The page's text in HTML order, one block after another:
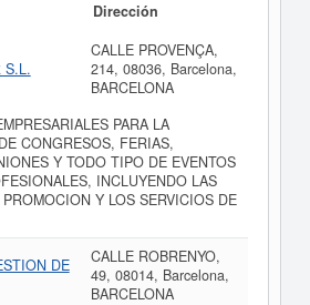
Dirección
S.L.
CALLE PROVENÇA,
214, 08036, Barcelona,
BARCELONA
PARA LA
CONGRESOS, FERIAS,
Y TODO TIPO DE EVENTOS
INCLUYENDO LAS
Y LOS SERVICIOS DE
DE
CALLE ROBRENYO,
49, 08014, Barcelona,
BARCELONA